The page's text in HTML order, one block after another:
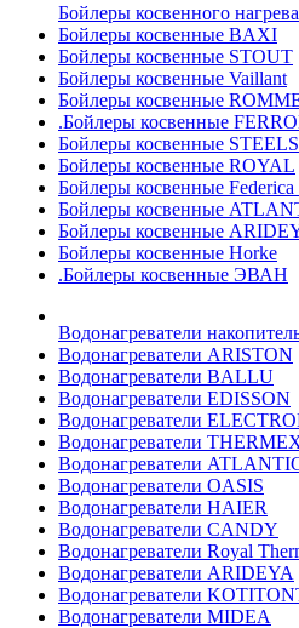
Бойлеры косвенного нагрева
Бойлеры косвенные BAXI
Бойлеры косвенные STOUT
Бойлеры косвенные Vaillant
Бойлеры косвенные
.Бойлеры косвенные
Бойлеры косвенные
Бойлеры косвенные ROYAL
Бойлеры косвенные Federica
Бойлеры косвенные
Бойлеры косвенные
Бойлеры косвенные Horke
.Бойлеры косвенные ЭВАН
Водонагреватели
Водонагреватели ARISTON
Водонагреватели BALLU
Водонагреватели EDISSON
Водонагреватели
Водонагреватели
Водонагреватели
Водонагреватели OASIS
Водонагреватели HAIER
Водонагреватели CANDY
Водонагреватели Royal
Водонагреватели ARIDEYA
Водонагреватели
Водонагреватели MIDEA